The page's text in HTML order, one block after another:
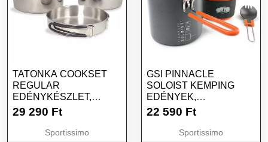
TATONKA COOKSET
REGULAR
EDÉNYKÉSZLET,
EZÜST, MÉRET
29 290 Ft
Sportissimo
GSI PINNACLE
SOLOIST KEMPING
EDÉNYEK,
SÖTÉTSZÜRKE,
22 590 Ft
Sportissimo